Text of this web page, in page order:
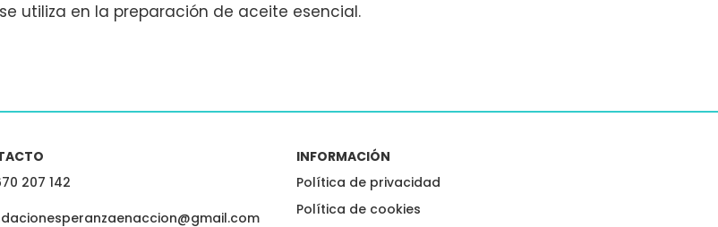
utiliza en la preparación de aceite esencial.
207 142
INFORMACIÓN
Política de privacidad
Política de cookies